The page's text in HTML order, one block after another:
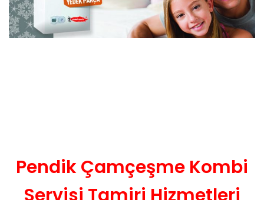
Pendik Çamçeşme Kombi
Servisi Tamiri Hizmetleri